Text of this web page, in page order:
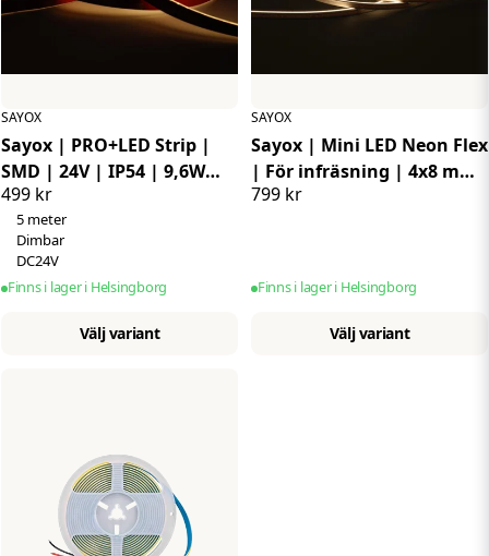
SAYOX
Sayox | PRO+LED Strip |
SMD | 24V | IP54 | 9,6W
p/m | 5 meter
499 kr
5 meter
Dimbar
DC24V
Finns i lager i Helsingborg
Välj variant
SAYOX
Sayox | Mini LED Neon Flex
| För infräsning | 4x8 mm
| 24V | IP67 | 10W/m | 5
799 kr
Finns i lager i Helsingborg
Välj variant